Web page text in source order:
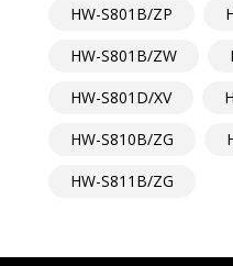
HW-S801B/ZP
HW-S801B/ZW
HW-S801D/XV
HW-S810B/ZG
HW-S811B/ZG